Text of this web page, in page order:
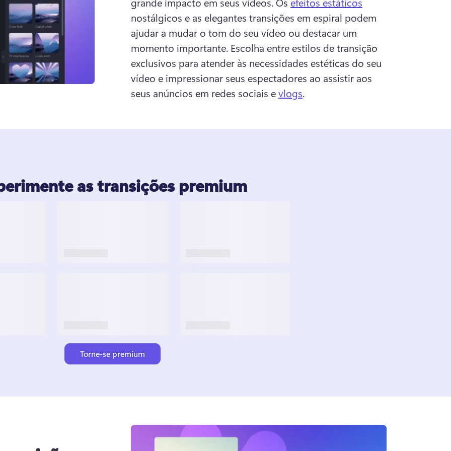
nostálgicos e as elegantes transições em espiral podem
ajudar a mudar o tom do seu vídeo ou destacar um
momento importante. Escolha entre estilos de transição
exclusivos para atender às necessidades estéticas do seu
vídeo e impressionar seus espectadores ao assistir aos
seus anúncios em redes sociais e vlogs.
as transições premium
Torne-se premium